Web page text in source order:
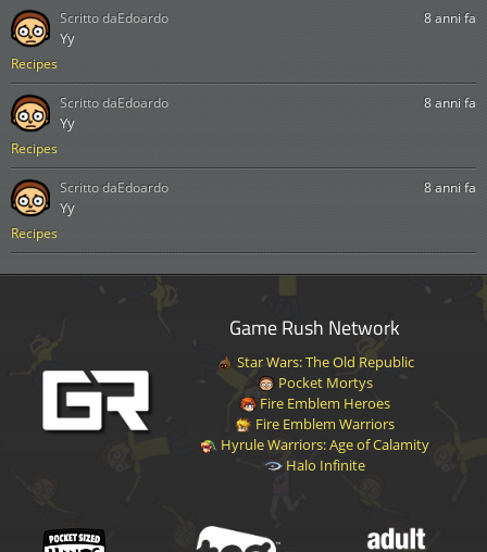
Recipes
8 anni fa
Yy
Scritto daEdoardo
Recipes
8 anni fa
Yy
Scritto daEdoardo
Recipes
8 anni fa
Yy
Scritto daEdoardo
Game Rush Network
Star Wars: The Old Republic
Pocket Mortys
Fire Emblem Heroes
Fire Emblem Warriors
Hyrule Warriors: Age of Calamity
Halo Infinite